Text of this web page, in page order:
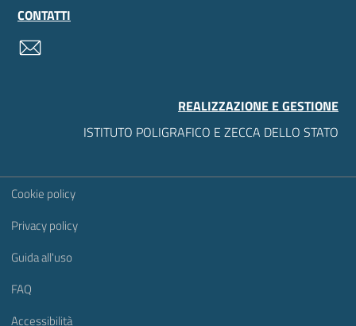
CONTATTI
REALIZZAZIONE E GESTIONE
ISTITUTO POLIGRAFICO E ZECCA DELLO STATO
Sezione Link Utili
Cookie policy
Privacy policy
Guida all'uso
FAQ
Accessibilità